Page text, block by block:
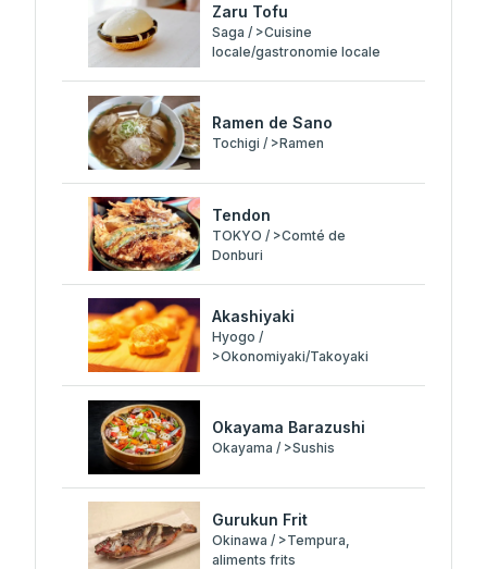
Zaru Tofu
Saga / >Cuisine
locale/gastronomie locale
Ramen de Sano
Tochigi / >Ramen
Tendon
TOKYO / >Comté de
Donburi
Akashiyaki
Hyogo /
>Okonomiyaki/Takoyaki
Okayama Barazushi
Okayama / >Sushis
Gurukun Frit
Okinawa / >Tempura,
aliments frits